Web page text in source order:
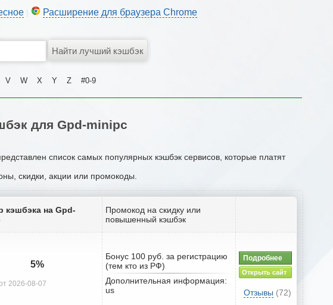
Расширение для браузера Chrome
V W X Y Z #0-9
для Gpd-minipc
список самых популярных кэшбэк сервисов, которые платят
скидки, акции или промокоды.
кэшбэка на Gpd-
Промокод на скидку или
повышенный кэшбэк
5%
2026-08-07
Бонус 100 руб. за регистрацию
(тем кто из РФ)
Дополнительная информация:
us
Подробнее
Открыть сайт
Отзывы (72)